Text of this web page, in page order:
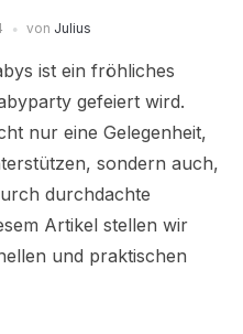
von Julius
ist ein fröhliches
gefeiert wird.
nur eine Gelegenheit,
sondern auch,
durchdachte
Artikel stellen wir
und praktischen